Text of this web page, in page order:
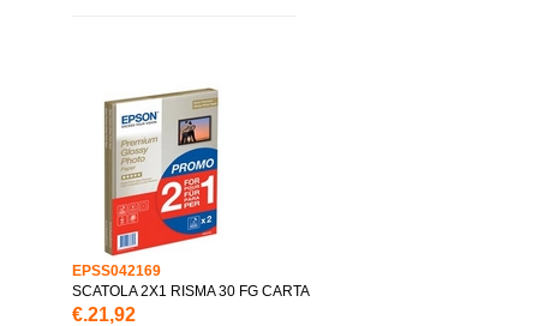
EPSS042169
SCATOLA 2X1 RISMA 30 FG CARTA
€.21,92